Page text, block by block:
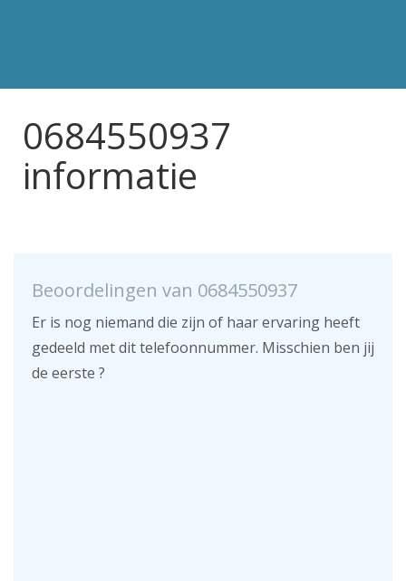
0684550937
informatie
Beoordelingen van 0684550937
Er is nog niemand die zijn of haar ervaring heeft
gedeeld met dit telefoonnummer. Misschien ben jij
de eerste ?